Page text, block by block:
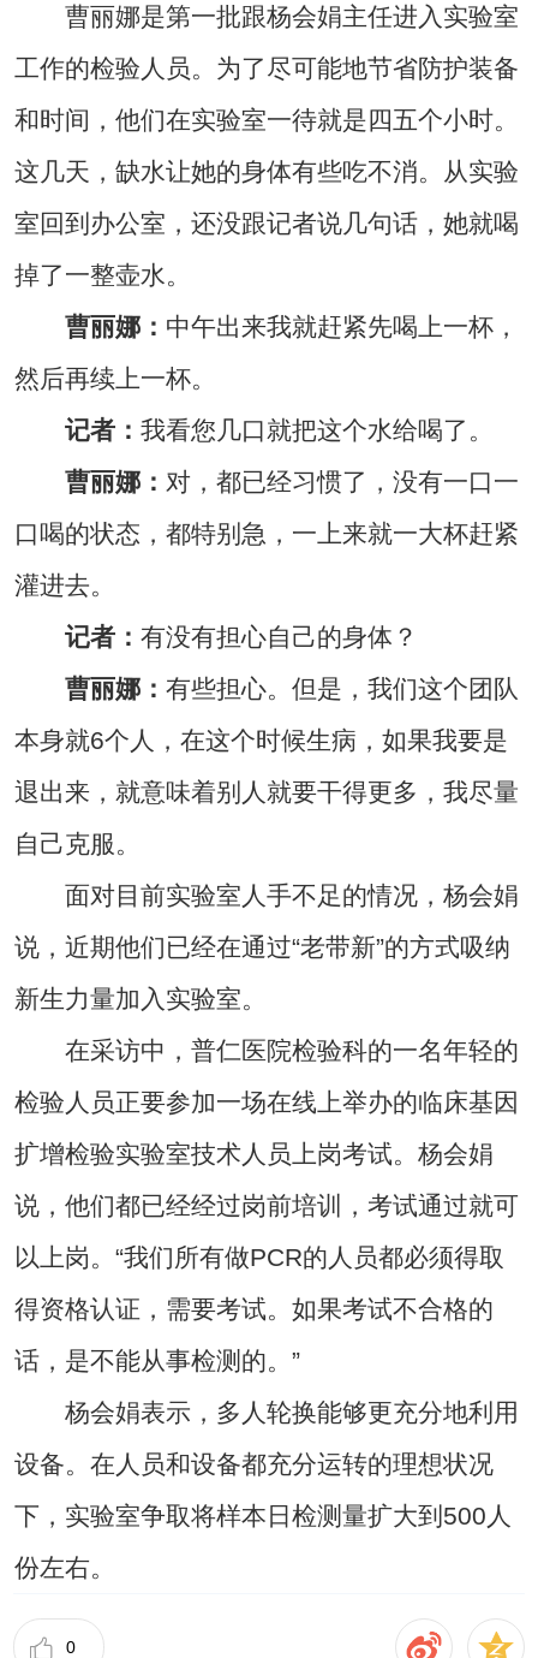
曹丽娜是第一批跟杨会娟主任进入实验室
工作的检验人员。为了尽可能地节省防护装备
和时间，他们在实验室一待就是四五个小时。
这几天，缺水让她的身体有些吃不消。从实验
室回到办公室，还没跟记者说几句话，她就喝
掉了一整壶水。
曹丽娜： 中午出来我就赶紧先喝上一杯，
然后再续上一杯。
记者： 我看您几口就把这个水给喝了。
曹丽娜： 对，都已经习惯了，没有一口一
口喝的状态，都特别急，一上来就一大杯赶紧
灌进去。
记者： 有没有担心自己的身体？
曹丽娜： 有些担心。但是，我们这个团队
本身就6个人，在这个时候生病，如果我要是
退出来，就意味着别人就要干得更多，我尽量
自己克服。
面对目前实验室人手不足的情况，杨会娟
说，近期他们已经在通过“老带新”的方式吸纳
新生力量加入实验室。
在采访中，普仁医院检验科的一名年轻的
检验人员正要参加一场在线上举办的临床基因
扩增检验实验室技术人员上岗考试。杨会娟
说，他们都已经经过岗前培训，考试通过就可
以上岗。“我们所有做PCR的人员都必须得取
得资格认证，需要考试。如果考试不合格的
话，是不能从事检测的。”
杨会娟表示，多人轮换能够更充分地利用
设备。在人员和设备都充分运转的理想状况
下，实验室争取将样本日检测量扩大到500人
份左右。
0